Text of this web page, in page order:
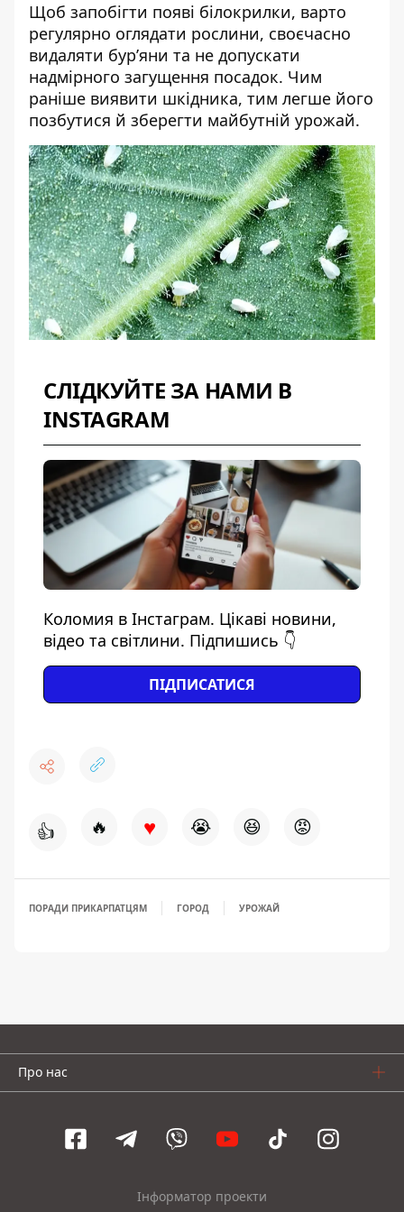
Щоб запобігти появі білокрилки, варто
регулярно оглядати рослини, своєчасно
видаляти бур’яни та не допускати
надмірного загущення посадок. Чим
раніше виявити шкідника, тим легше його
позбутися й зберегти майбутній урожай.
СЛІДКУЙТЕ ЗА НАМИ В
INSTAGRAM
Коломия в Інстаграм. Цікаві новини,
відео та світлини. Підпишись 👇
ПІДПИСАТИСЯ
👍 🔥 ♥ 😭 😆 😡
ПОРАДИ ПРИКАРПАТЦЯМ ГОРОД УРОЖАЙ
Про нас
Інформатор проекти